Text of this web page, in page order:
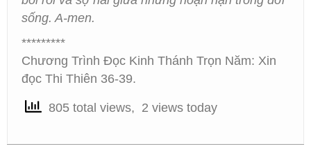
sống. A-men.
*********
Chương Trình Đọc Kinh Thánh Trọn Năm: Xin
đọc Thi Thiên 36-39.
805 total views, 2 views today